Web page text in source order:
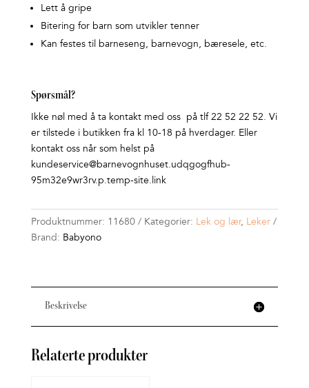
Lett å gripe
Bitering for barn som utvikler tenner
Kan festes til barneseng, barnevogn, bæresele, etc.
Spørsmål?
Ikke nøl med å ta kontakt med oss på tlf 22 52 22 52. Vi
er tilstede i butikken fra kl 10-18 på hverdager. Eller
kontakt oss når som helst på
kundeservice@barnevognhuset.udqgogfhub-
95m32e9wr3rv.p.temp-site.link
Produktnummer: 11680 Kategorier: Lek og lær, Leker
Brand: Babyono
Beskrivelse
Relaterte produkter